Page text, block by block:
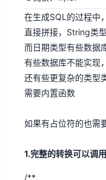
在生成SQL的过程中
直接拼接，String类
而日期类型有些数据
有些数据库不能实现
还有些更复杂的类
需要内置函数
如果有占位符的也需
1.完整的转换可以调
/**